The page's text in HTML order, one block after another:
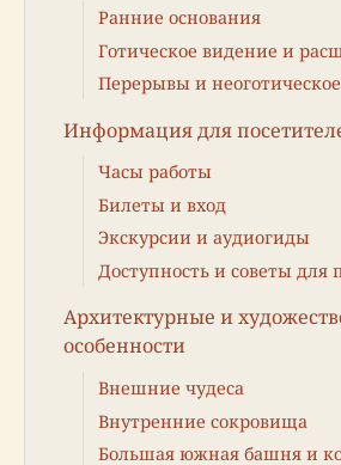
Ранние основания
Готическое видение и
Перерывы и
Информация для
Часы работы
Билеты и вход
Экскурсии и аудиогиды
Доступность и советы для
Архитектурные и
особенности
Внешние чудеса
Внутренние сокровища
Большая южная башня и